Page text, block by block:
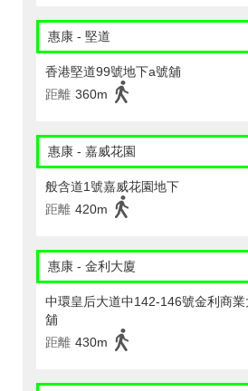
惠康 - 堅道
香港堅道99號地下a號舖
距離 360m
惠康 - 嘉威花園
般含道1號嘉威花園地下
距離 420m
惠康 - 金利大廈
中環皇后大道中142-146號金利商
舖
距離 430m